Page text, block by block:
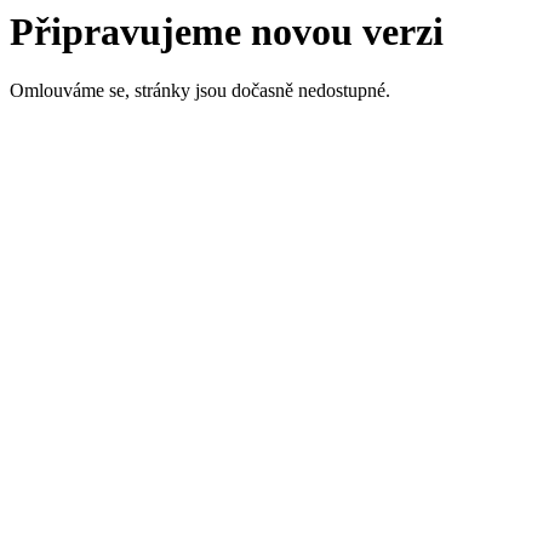
Připravujeme novou verzi
Omlouváme se, stránky jsou dočasně nedostupné.